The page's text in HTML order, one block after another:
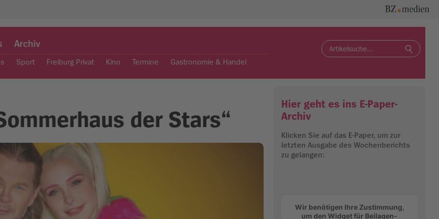
Archiv
Sport Freiburg Privat Kino Termine Gastronomie & Handel
Search
for:
der Stars“
Hier geht es ins E-Paper-
Archiv
Klicken Sie auf das E-Paper, um zur
letzten Ausgabe des Wochenberichts
zu gelangen:
Wir benötigen Ihre Zustimmung,
um den Widget für Beilagen-